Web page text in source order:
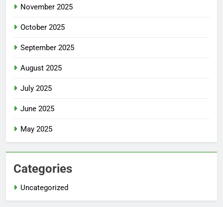
November 2025
October 2025
September 2025
August 2025
July 2025
June 2025
May 2025
Categories
Uncategorized